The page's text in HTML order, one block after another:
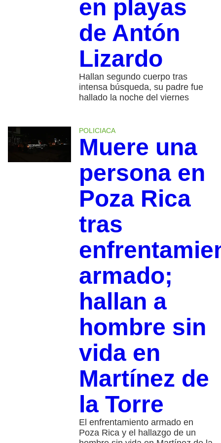
en playas
de Antón
Lizardo
Hallan segundo cuerpo tras
intensa búsqueda, su padre fue
hallado la noche del viernes
POLICIACA
Muere una
persona en
Poza Rica
tras
armado;
hallan a
hombre sin
vida en
Martínez de
la Torre
El enfrentamiento armado en
Poza Rica y el hallazgo de un